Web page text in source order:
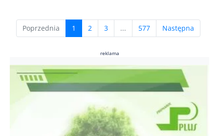
Poprzednia 1 (current)
2 3 ... 577 Następna
reklama